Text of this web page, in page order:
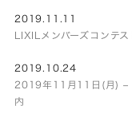
2019.11.11
LIXILメンバーズコンテ
2019.10.24
2019年11月11日(月) –
内